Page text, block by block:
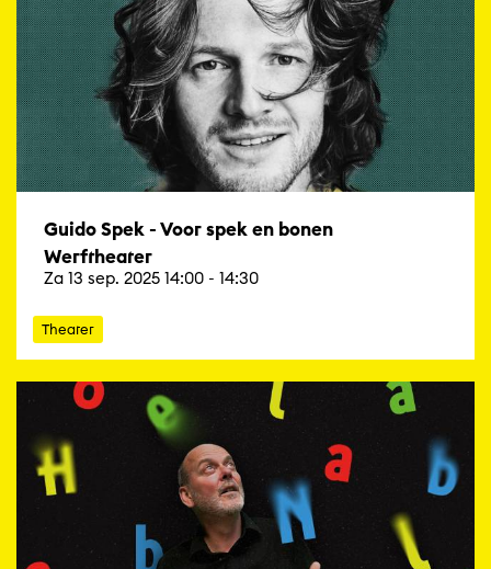
Guido Spek - Voor spek en bonen
Werftheater
Za 13 sep. 2025 14:00 - 14:30
Theater